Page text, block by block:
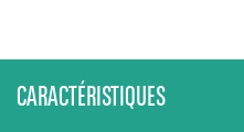
CARACTÉRISTIQUES